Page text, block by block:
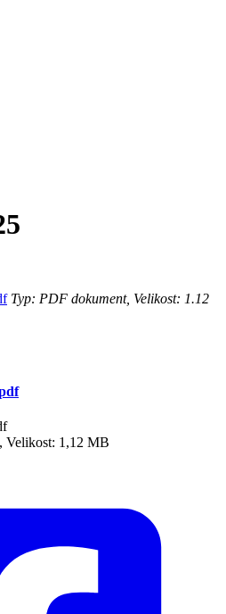
Typ: PDF dokument, Velikost: 1.12
Velikost: 1,12 MB